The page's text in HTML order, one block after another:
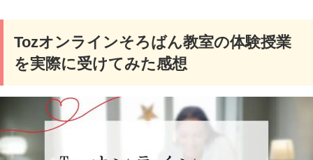
Tozオンラインそろばん教室の体験授業
を実際に受けてみた感想